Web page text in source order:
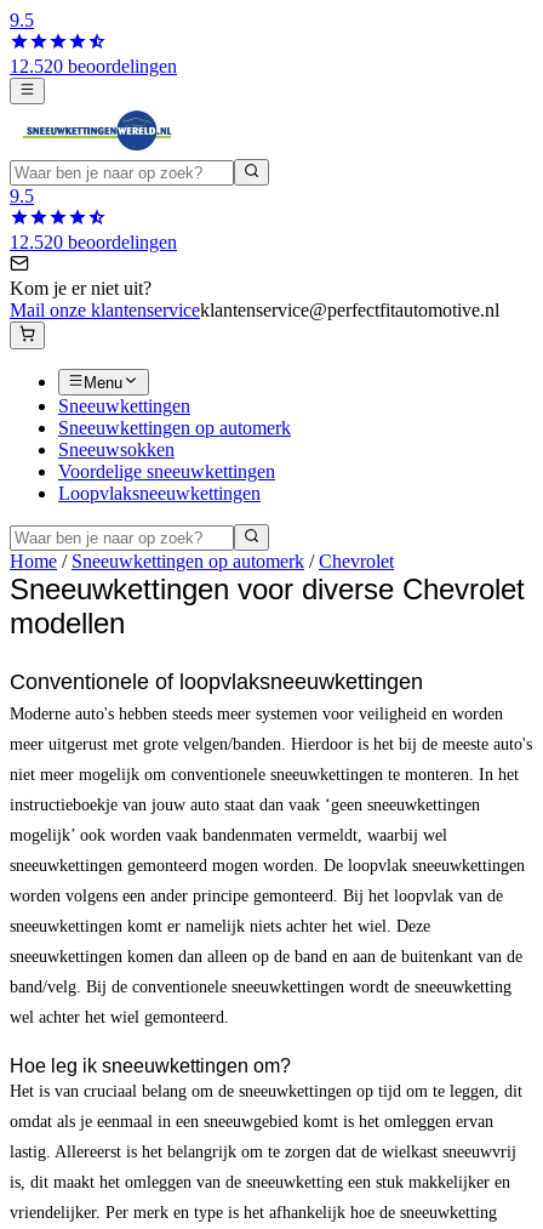
9.5
12.520 beoordelingen
9.5
12.520 beoordelingen
Kom je er niet uit?
Mail onze klantenserviceklantenservice@perfectfitautomotive.nl
Menu
Sneeuwkettingen
Sneeuwkettingen op automerk
Sneeuwsokken
Voordelige sneeuwkettingen
Loopvlaksneeuwkettingen
Home / Sneeuwkettingen op automerk /Chevrolet
Sneeuwkettingen voor diverse Chevrolet
modellen
Conventionele of loopvlaksneeuwkettingen
Moderne auto's hebben steeds meer systemen voor veiligheid en worden
meer uitgerust met grote velgen/banden. Hierdoor is het bij de meeste auto's
niet meer mogelijk om conventionele sneeuwkettingen te monteren. In het
instructieboekje van jouw auto staat dan vaak ‘geen sneeuwkettingen
mogelijk’ ook worden vaak bandenmaten vermeldt, waarbij wel
sneeuwkettingen gemonteerd mogen worden. De loopvlak sneeuwkettingen
worden volgens een ander principe gemonteerd. Bij het loopvlak van de
sneeuwkettingen komt er namelijk niets achter het wiel. Deze
sneeuwkettingen komen dan alleen op de band en aan de buitenkant van de
band/velg. Bij de conventionele sneeuwkettingen wordt de sneeuwketting
wel achter het wiel gemonteerd.
Hoe leg ik sneeuwkettingen om?
Het is van cruciaal belang om de sneeuwkettingen op tijd om te leggen, dit
omdat als je eenmaal in een sneeuwgebied komt is het omleggen ervan
lastig. Allereerst is het belangrijk om te zorgen dat de wielkast sneeuwvrij
is, dit maakt het omleggen van de sneeuwketting een stuk makkelijker en
vriendelijker. Per merk en type is het afhankelijk hoe de sneeuwketting